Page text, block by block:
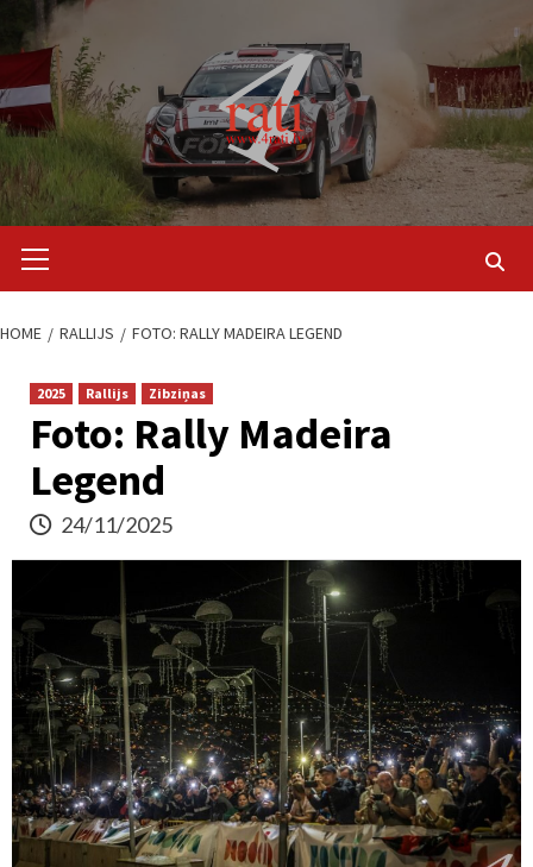
content
Menu
HOME RALLIJS FOTO: RALLY MADEIRA LEGEND
2025 Rallijs Zibziņas
Foto: Rally Madeira
Legend
24/11/2025